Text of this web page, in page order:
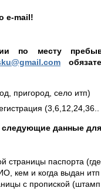
e-mail!
по месту
пригород, село итп)
следующие данные для
страницы паспорта (где
кем и когда выдан итп
с пропиской